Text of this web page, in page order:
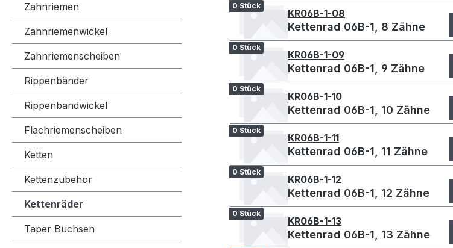
Zahnriemen
Zahnriemenwickel
Zahnriemenscheiben
Rippenbänder
Rippenbandwickel
Flachriemenscheiben
Ketten
Kettenzubehör
Kettenräder
Taper Buchsen
0 Stück
KR06B-1-08
Kettenrad 06B-1, 8 Zähne
0 Stück
KR06B-1-09
Kettenrad 06B-1, 9 Zähne
0 Stück
KR06B-1-10
Kettenrad 06B-1, 10 Zähne
0 Stück
KR06B-1-11
Kettenrad 06B-1, 11 Zähne
0 Stück
KR06B-1-12
Kettenrad 06B-1, 12 Zähne
0 Stück
KR06B-1-13
Kettenrad 06B-1, 13 Zähne